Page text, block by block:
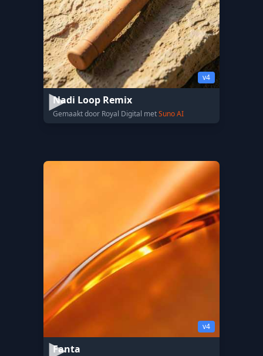
v4
Nadi Loop Remix
Gemaakt door Royal Digital metSuno AI
v4
Fanta